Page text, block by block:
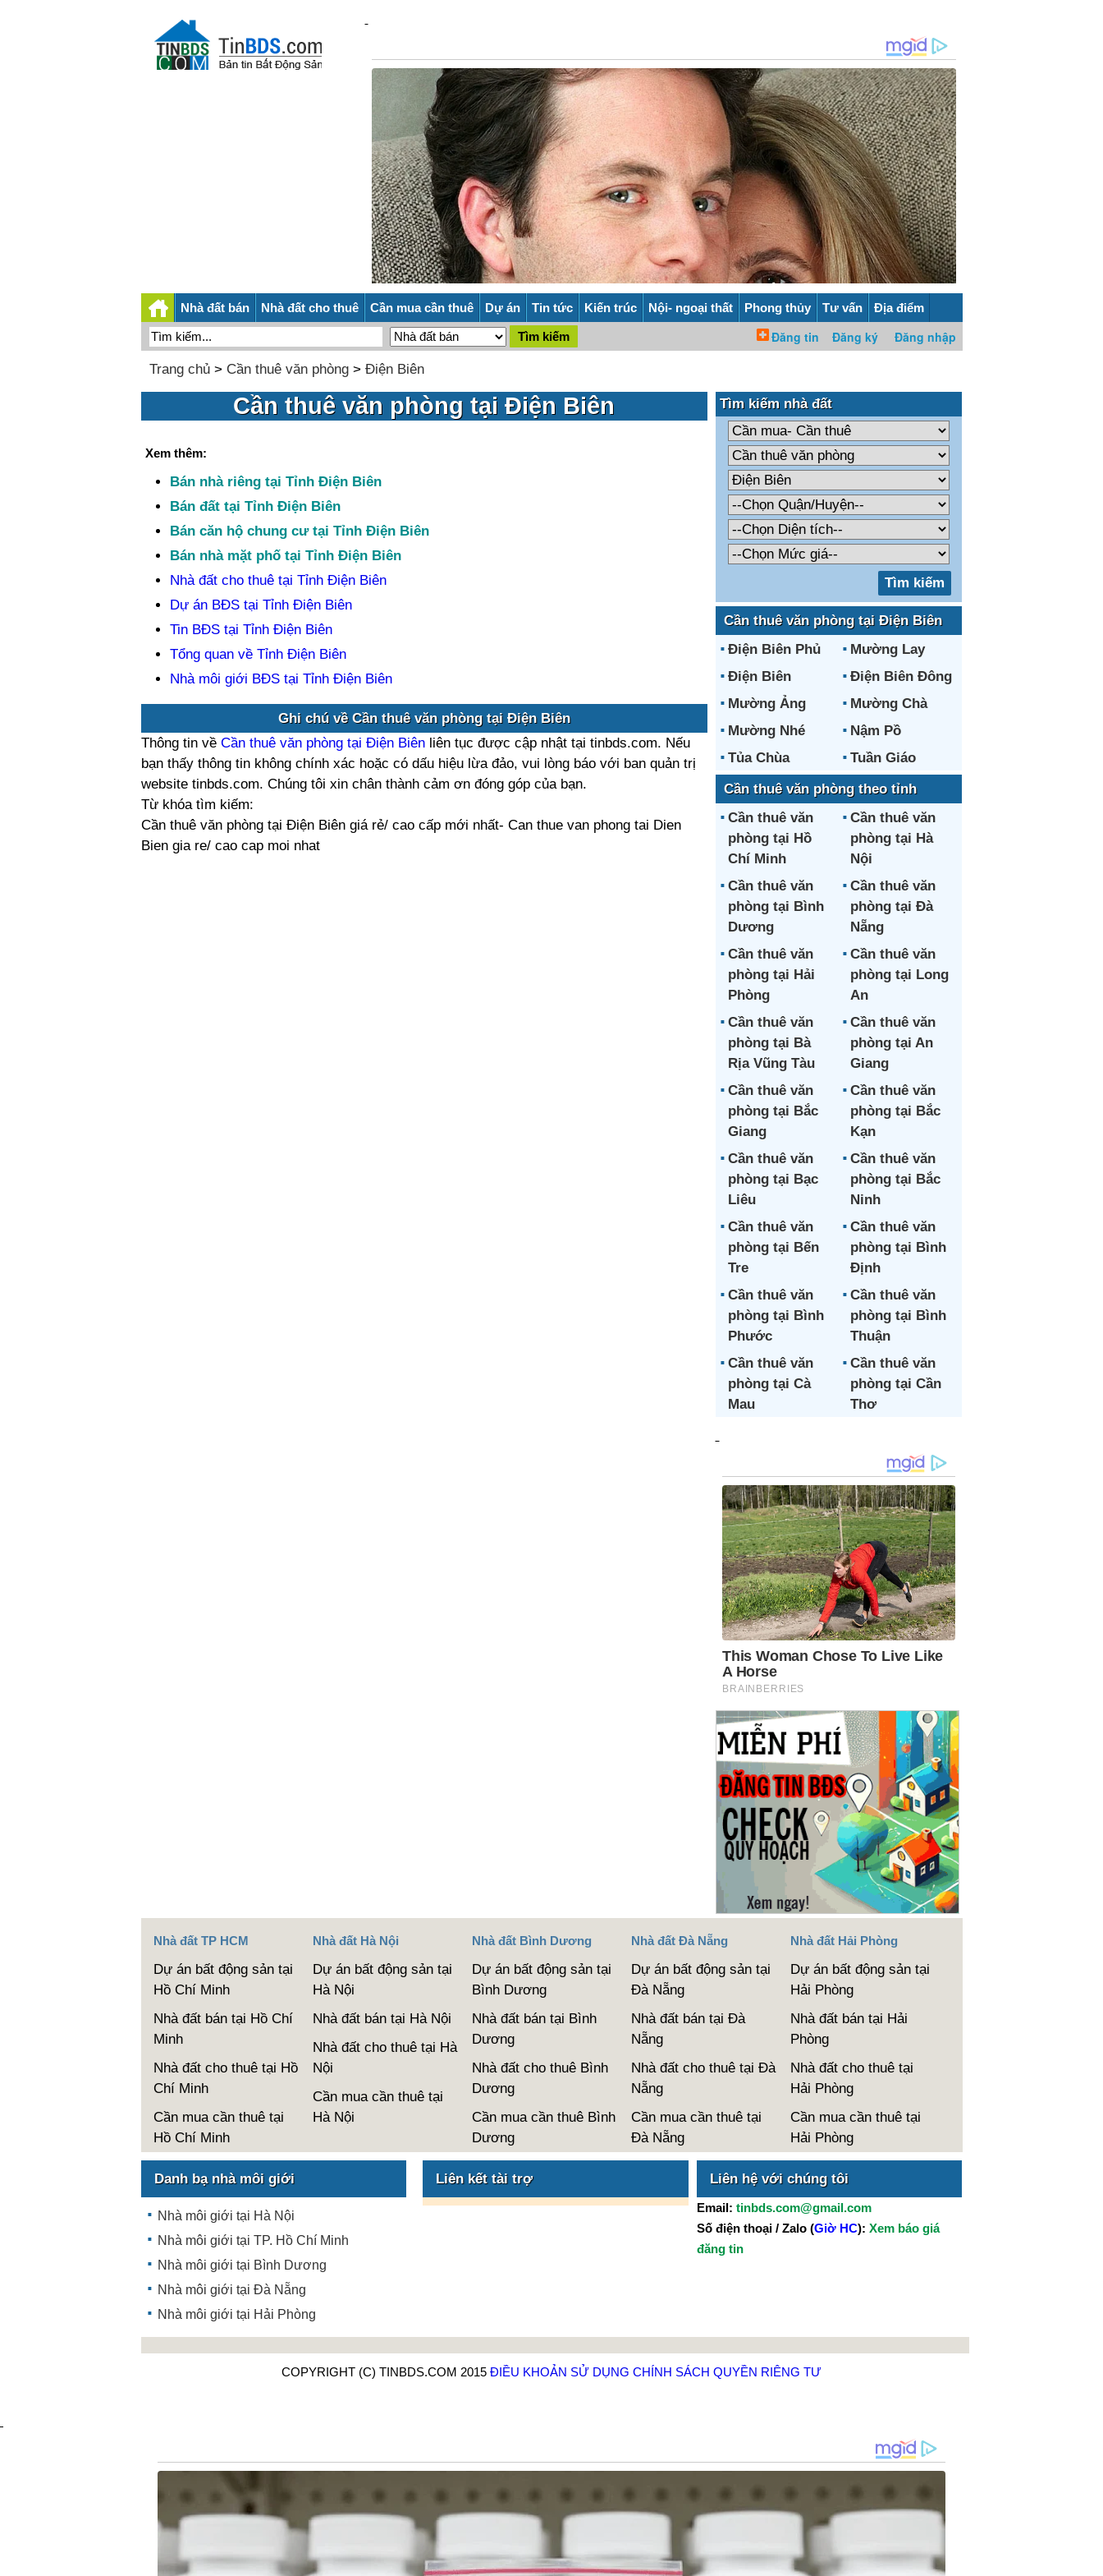
Nhà đất bán Nhà đất cho thuê Cần mua cần thuê Dự án Tin tức Kiến trúc Nội- ngoại thất Phong thủy Tư vấn Địa điểm
Trang chủ> Cần thuê văn phòng> Điện Biên
Cần thuê văn phòng tại Điện Biên
Xem thêm:
Bán nhà riêng tại Tỉnh Điện Biên
Bán đất tại Tỉnh Điện Biên
Bán căn hộ chung cư tại Tỉnh Điện Biên
Bán nhà mặt phố tại Tỉnh Điện Biên
Nhà đất cho thuê tại Tỉnh Điện Biên
Dự án BĐS tại Tỉnh Điện Biên
Tin BĐS tại Tỉnh Điện Biên
Tổng quan về Tỉnh Điện Biên
Nhà môi giới BĐS tại Tỉnh Điện Biên
Ghi chú về Cần thuê văn phòng tại Điện Biên
Thông tin về Cần thuê văn phòng tại Điện Biênliên tục được cập nhật tại tinbds.com. Nếu
bạn thấy thông tin không chính xác hoặc có dấu hiệu lừa đảo, vui lòng báo với ban quản trị
website tinbds.com. Chúng tôi xin chân thành cảm ơn đóng góp của bạn.
Từ khóa tìm kiếm:
Cần thuê văn phòng tại Điện Biên giá rẻ/ cao cấp mới nhất- Can thue van phong tai Dien
Bien gia re/ cao cap moi nhat
Tìm kiếm nhà đất
Cần thuê văn phòng tại Điện Biên
Điện Biên Phủ
Mường Lay
Điện Biên
Điện Biên Đông
Mường Ảng
Mường Chà
Mường Nhé
Nậm Pồ
Tủa Chùa
Tuần Giáo
Cần thuê văn phòng theo tỉnh
Cần thuê văn
phòng tại Hồ
Chí Minh
Cần thuê văn
phòng tại Hà
Nội
Cần thuê văn
phòng tại Bình
Dương
Cần thuê văn
phòng tại Đà
Nẵng
Cần thuê văn
phòng tại Hải
Phòng
Cần thuê văn
phòng tại Long
An
Cần thuê văn
phòng tại Bà
Rịa Vũng Tàu
Cần thuê văn
phòng tại An
Giang
Cần thuê văn
phòng tại Bắc
Giang
Cần thuê văn
phòng tại Bắc
Kạn
Cần thuê văn
phòng tại Bạc
Liêu
Cần thuê văn
phòng tại Bắc
Ninh
Cần thuê văn
phòng tại Bến
Tre
Cần thuê văn
phòng tại Bình
Định
Cần thuê văn
phòng tại Bình
Phước
Cần thuê văn
phòng tại Bình
Thuận
Cần thuê văn
phòng tại Cà
Mau
Cần thuê văn
phòng tại Cần
Thơ
Nhà đất TP HCM
Dự án bất động sản tại
Hồ Chí Minh
Nhà đất bán tại Hồ Chí
Minh
Nhà đất cho thuê tại Hồ
Chí Minh
Cần mua cần thuê tại
Hồ Chí Minh
Nhà đất Hà Nội
Dự án bất động sản tại
Hà Nội
Nhà đất bán tại Hà Nội
Nhà đất cho thuê tại Hà
Nội
Cần mua cần thuê tại
Hà Nội
Nhà đất Bình Dương
Dự án bất động sản tại
Bình Dương
Nhà đất bán tại Bình
Dương
Nhà đất cho thuê Bình
Dương
Cần mua cần thuê Bình
Dương
Nhà đất Đà Nẵng
Dự án bất động sản tại
Đà Nẵng
Nhà đất bán tại Đà
Nẵng
Nhà đất cho thuê tại Đà
Nẵng
Cần mua cần thuê tại
Đà Nẵng
Nhà đất Hải Phòng
Dự án bất động sản tại
Hải Phòng
Nhà đất bán tại Hải
Phòng
Nhà đất cho thuê tại
Hải Phòng
Cần mua cần thuê tại
Hải Phòng
Danh bạ nhà môi giới
Nhà môi giới tại Hà Nội
Nhà môi giới tại TP. Hồ Chí Minh
Nhà môi giới tại Bình Dương
Nhà môi giới tại Đà Nẵng
Nhà môi giới tại Hải Phòng
Liên kết tài trợ Liên hệ với chúng tôi
Email: tinbds.com@gmail.com
Số điện thoại / Zalo (Giờ HC): Xem báo giá
đăng tin
COPYRIGHT (C) TINBDS.COM 2015 ĐIỀU KHOẢN SỬ DỤNG CHÍNH SÁCH QUYỀN RIÊNG TƯ